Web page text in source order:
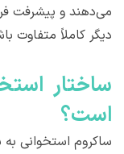
می‌دهند و پیشرفت
دیگر کاملاً متفاوت
ساختار
است؟
ساکروم استخوانی